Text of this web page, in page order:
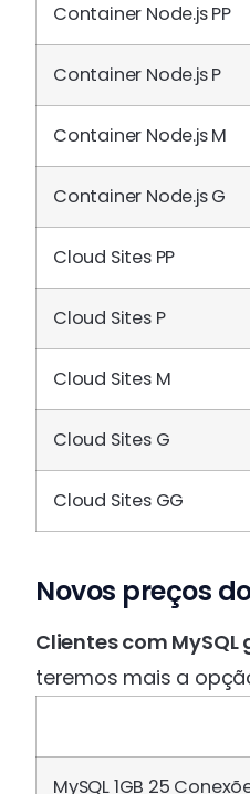
Container Node.js PP
Container Node.js P
Container Node.js M
Container Node.js G
Cloud Sites PP
Cloud Sites P
Cloud Sites M
Cloud Sites G
Cloud Sites GG
Novos preços
Clientes com
teremos mais a
MySQL 1GB 25